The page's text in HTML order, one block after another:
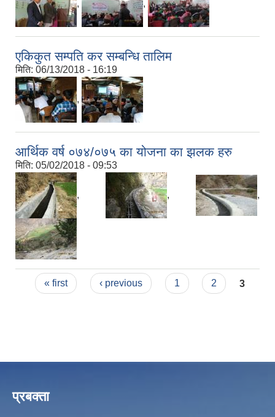
, ,
एकिकुत सम्पति कर सम्बन्धि तालिम
मिति: 06/13/2018 - 16:19
,
आर्थिक वर्ष ०७४/०७५ का योजना का झलक हरु
मिति: 05/02/2018 - 09:53
, , ,
Pages
« first ‹ previous 1 2 3
प्रबक्ता